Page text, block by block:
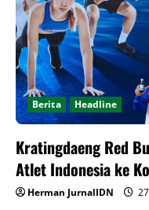
Berita Headline
Kratingdaeng Red
Atlet Indonesia ke
Herman JurnalIDN